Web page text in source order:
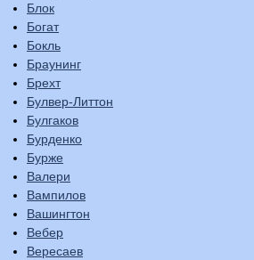
Блок
Богат
Бокль
Браунинг
Брехт
Булвер-Литтон
Булгаков
Бурденко
Бурже
Валери
Вампилов
Вашингтон
Вебер
Вересаев